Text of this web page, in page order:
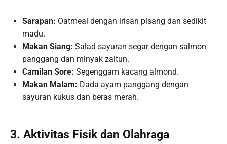
Sarapan: Oatmeal dengan irisan pisang dan sedikit
madu.
Makan Siang: Salad sayuran segar dengan salmon
panggang dan minyak zaitun.
Camilan Sore: Segenggam kacang almond.
Makan Malam: Dada ayam panggang dengan
sayuran kukus dan beras merah.
3. Aktivitas Fisik dan Olahraga